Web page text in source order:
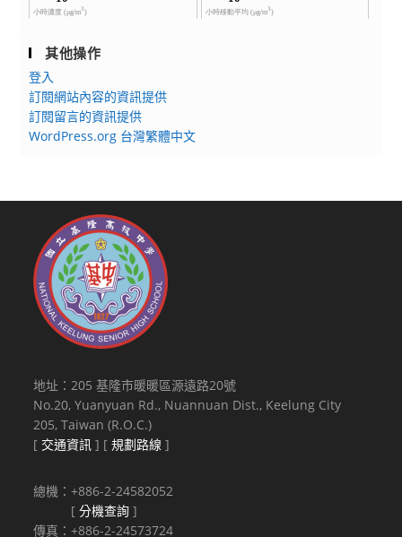
其他操作
登入
訂閱網站內容的資訊提供
訂閱留言的資訊提供
WordPress.org 台灣繁體中文
地址：205 基隆市暖暖區源遠路20號
No.20, Yuanyuan Rd., Nuannuan Dist., Keelung City
205, Taiwan (R.O.C.)
[ 交通資訊 ] [規劃路線 ]
總機：+886-2-24582052
[分機查詢 ]
傳真：+886-2-24573724